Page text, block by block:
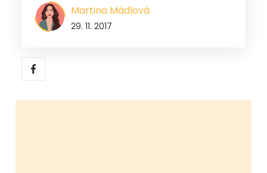
Martina Mádlová
29. 11. 2017